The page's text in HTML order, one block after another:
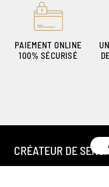
PAIEMENT ONLINE
100% SÉCURISÉ
CRÉATEUR DE